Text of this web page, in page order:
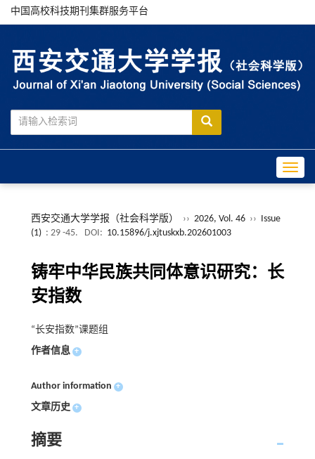
中国高校科技期刊集群服务平台
西安交通大学学报（社会科学版） ›› 2026, Vol. 46 ›› Issue
(1) : 29 -45. DOI: 10.15896/j.xjtuskxb.202601003
铸牢中华民族共同体意识研究：长
安指数
“长安指数”课题组
作者信息 +
Author information +
文章历史 +
摘要